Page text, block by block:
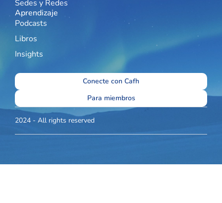
Sedes y Redes
Aprendizaje
Podcasts
Libros
Insights
Conecte con Cafh
Para miembros
2024 - All rights reserved